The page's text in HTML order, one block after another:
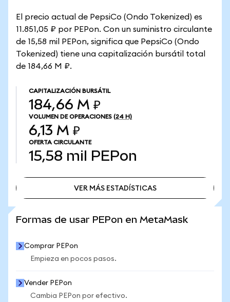
El precio actual de PepsiCo (Ondo Tokenized) es
11.851,05 ₽ por PEPon. Con un suministro circulante
de 15,58 mil PEPon, significa que PepsiCo (Ondo
Tokenized) tiene una capitalización bursátil total
de 184,66 M ₽.
CAPITALIZACIÓN BURSÁTIL
184,66 M ₽
VOLUMEN DE OPERACIONES (24 H)
6,13 M ₽
OFERTA CIRCULANTE
15,58 mil PEPon
VER MÁS ESTADÍSTICAS
Formas de usar PEPon en MetaMask
Comprar PEPon
Empieza en pocos pasos.
Vender PEPon
Cambia PEPon por efectivo.